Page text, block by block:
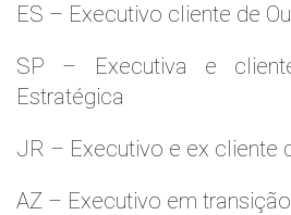
ES – Executivo cliente de
SP – Executiva e
Estratégica
JR – Executivo e ex cliente
AZ – Executivo em